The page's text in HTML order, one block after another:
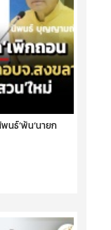
นธ์’พ้น‘นายก